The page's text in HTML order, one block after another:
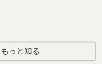
っと知る